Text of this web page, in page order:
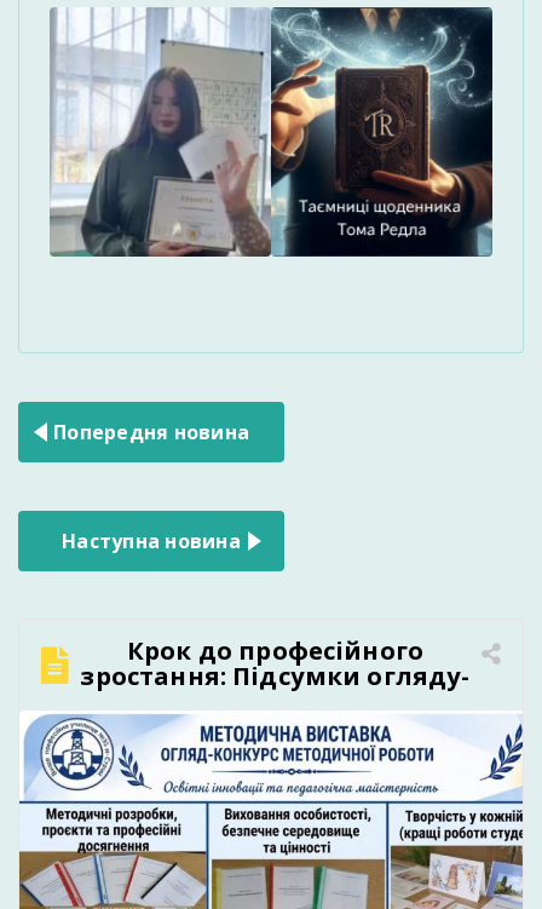
Навігація
записів
Попередня новина
Наступна новина
Крок до професійного
зростання: Підсумки огляду-
конкурсу методичної роботи
в нашому училищі